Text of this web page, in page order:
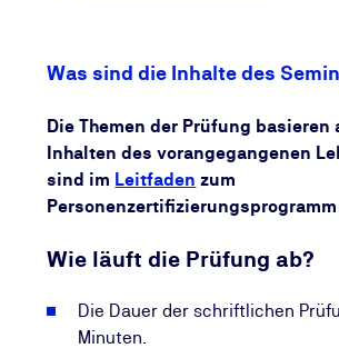
sicher, dass Ihr Wissen dauerhaft
ausbauen.
Was sind die Inhalte des
Die Themen der Prüfung basieren
Inhalten des vorangegangenen
sind im Leitfaden zum
Wie läuft die Prüfung ab?
Die Dauer der schriftlichen
Minuten.